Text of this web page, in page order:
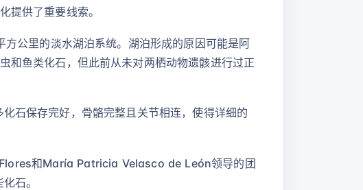
提供了重要线索。
公里的淡水湖泊系统。湖泊形成的原因可能是阿
和鱼类化石，但此前从未对两栖动物遗骸进行过正
石保存完好，骨骼完整且关节相连，使得详细的
和María Patricia Velasco de León领导的团
石。